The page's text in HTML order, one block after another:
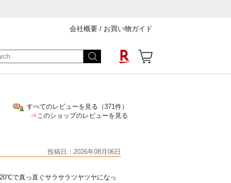
会社概要 / お買い物ガイド
すべてのレビューを見る（371件）
⇒このショップのレビューを見る
投稿日：2026年08月06日
で真っ直ぐサラサラツヤツヤになっ